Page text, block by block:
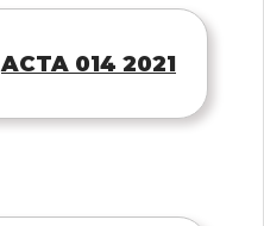
ACTA 014 2021